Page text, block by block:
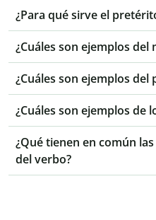
¿Para qué sirve el
¿Cuáles son ejemplos
¿Cuáles son ejemplos
¿Cuáles son ejemplos de
¿Qué tienen en común
del verbo?